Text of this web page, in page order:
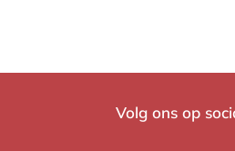
Volg ons op